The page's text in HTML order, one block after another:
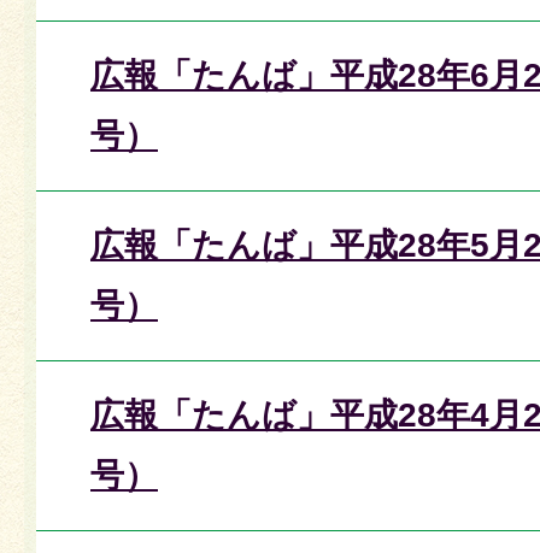
広報「たんば」平成28年6月
号）
広報「たんば」平成28年5月
号）
広報「たんば」平成28年4月
号）